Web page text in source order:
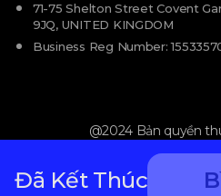
Đã Kết Thúc
71-75 Shelton Street Covent
9JQ, UNITED KINGDOM
Business Reg Number:
@2024 Bản quyền